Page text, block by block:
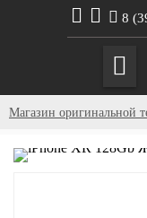
8
Магазин оригинальной